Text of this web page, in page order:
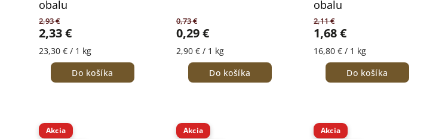
obalu
2,93 €
2,33 €
23,30 € / 1 kg
Do košíka
0,73 €
0,29 €
2,90 € / 1 kg
Do košíka
obalu
2,11 €
1,68 €
16,80 € / 1 kg
Do košíka
Akcia
Akcia
Akcia